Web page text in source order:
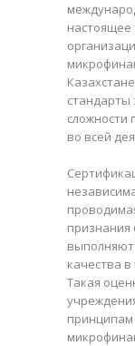
настоящее
сложности
во всей
качества
Такая